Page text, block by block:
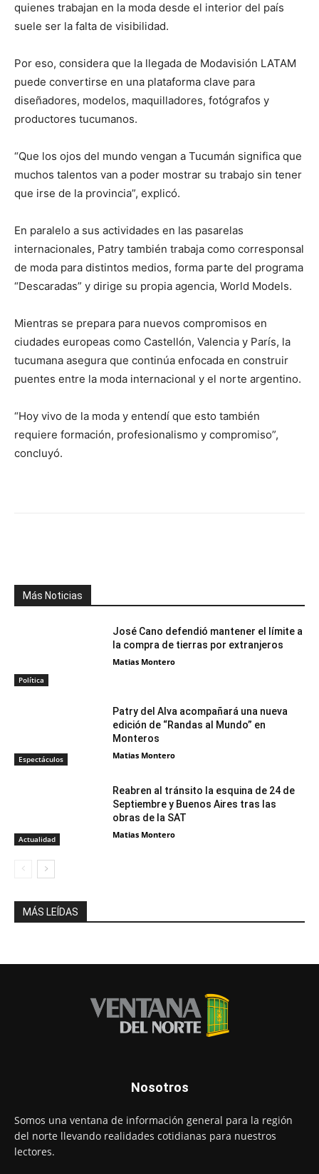
quienes trabajan en la moda desde el interior del país
suele ser la falta de visibilidad.
Por eso, considera que la llegada de Modavisión LATAM
puede convertirse en una plataforma clave para
diseñadores, modelos, maquilladores, fotógrafos y
productores tucumanos.
“Que los ojos del mundo vengan a Tucumán significa que
muchos talentos van a poder mostrar su trabajo sin tener
que irse de la provincia”, explicó.
En paralelo a sus actividades en las pasarelas
internacionales, Patry también trabaja como corresponsal
de moda para distintos medios, forma parte del programa
“Descaradas” y dirige su propia agencia, World Models.
Mientras se prepara para nuevos compromisos en
ciudades europeas como Castellón, Valencia y París, la
tucumana asegura que continúa enfocada en construir
puentes entre la moda internacional y el norte argentino.
“Hoy vivo de la moda y entendí que esto también
requiere formación, profesionalismo y compromiso”,
concluyó.
Más Noticias
Política
José Cano defendió mantener el límite a
la compra de tierras por extranjeros
Matias Montero
Espectáculos
Patry del Alva acompañará una nueva
edición de “Randas al Mundo” en
Monteros
Matias Montero
Actualidad
Reabren al tránsito la esquina de 24 de
Septiembre y Buenos Aires tras las
obras de la SAT
Matias Montero
MÁS LEÍDAS
Nosotros
Somos una ventana de información general para la región
del norte llevando realidades cotidianas para nuestros
lectores.